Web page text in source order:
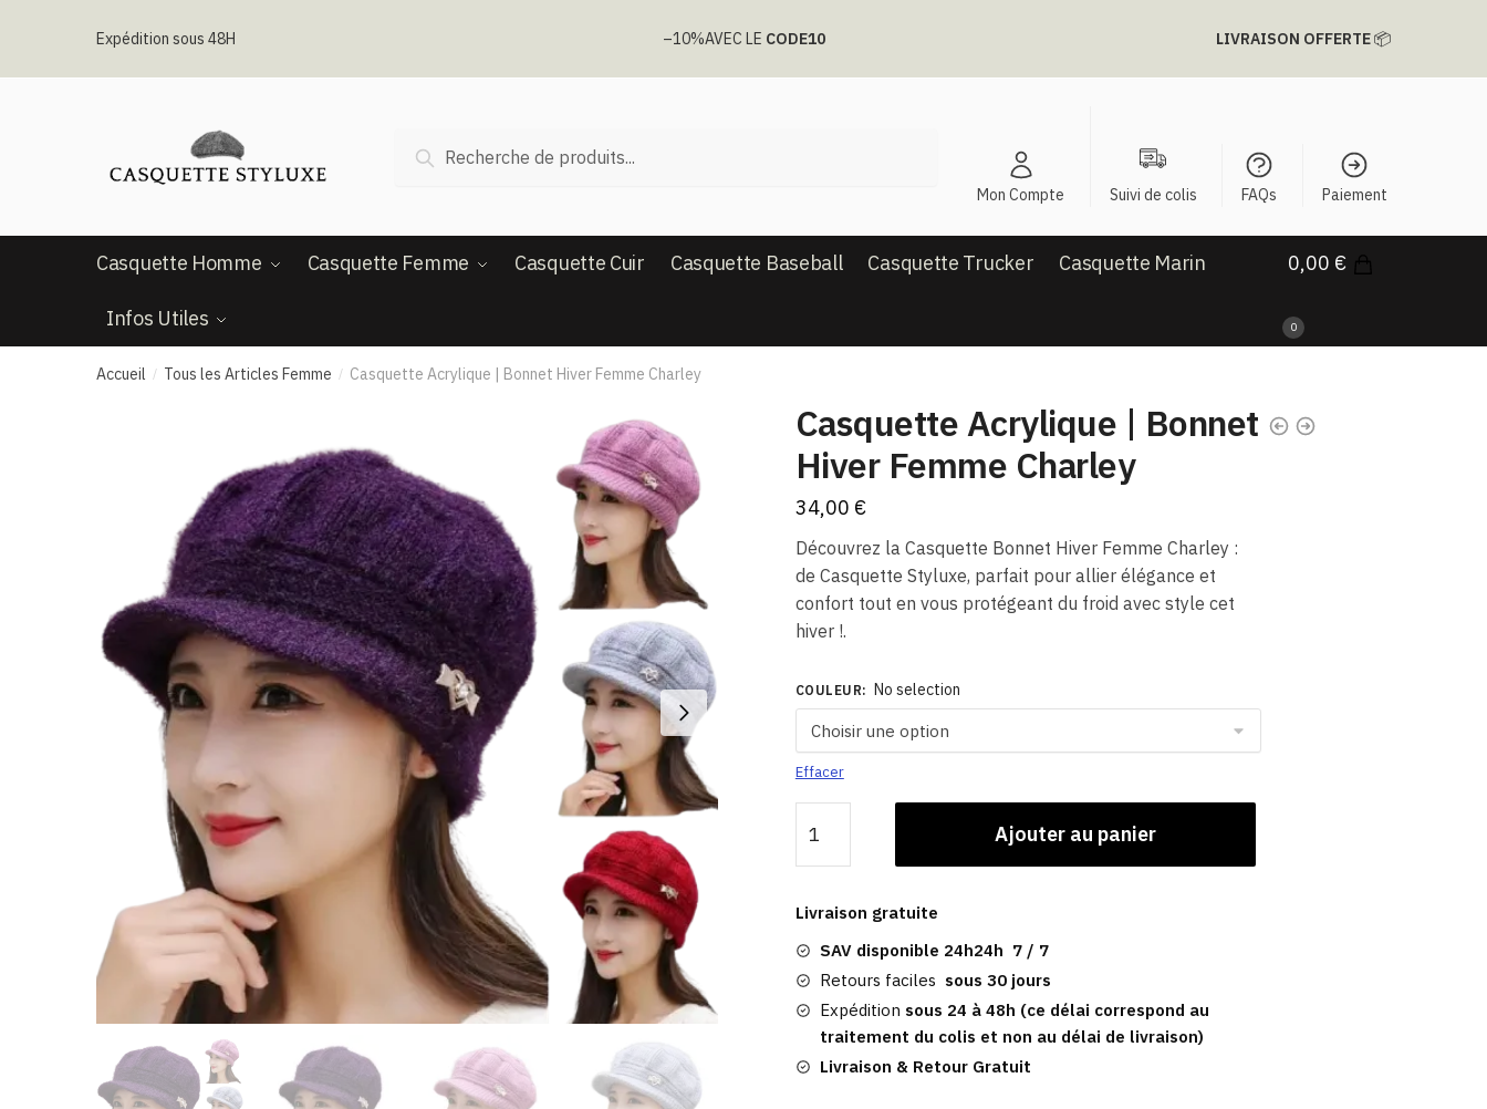
Expédition sous 48H –10%AVEC LE CODE10 LIVRAISON OFFERTE📦
pour :
Recherche
Mon Compte Suivi de colis FAQs Paiement
Casquette Homme Casquette Femme Casquette Cuir Casquette Baseball Casquette Trucker Casquette Marin
Infos Utiles
0,00 €
0
Accueil / Tous les Articles Femme / Casquette Acrylique | Bonnet Hiver Femme Charley
Casquette Acrylique | Bonnet
Hiver Femme Charley
34,00 €
Découvrez la Casquette Bonnet Hiver Femme Charley :
de Casquette Styluxe, parfait pour allier élégance et
confort tout en vous protégeant du froid avec style cet
hiver !.
COULEUR: No selection
Effacer
de
Casquette
|
Bonnet
Hiver
Femme
Charley
Ajouter au panier
Livraison gratuite
SAV disponible 24h24h 7 / 7
Retours faciles sous 30 jours
Expédition sous 24 à 48h (ce délai correspond au
traitement du colis et non au délai de livraison)
Livraison & Retour Gratuit